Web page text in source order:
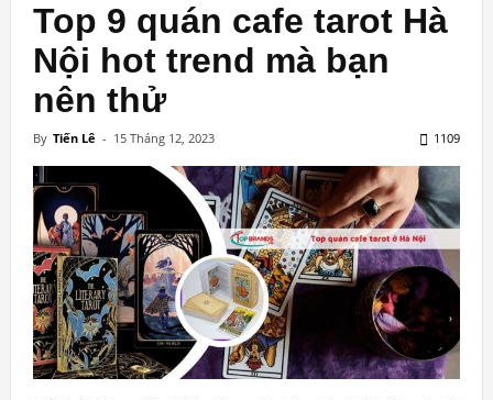
Top 9 quán cafe tarot Hà
Nội hot trend mà bạn
nên thử
By Tiến Lê - 15 Tháng 12, 2023 1109